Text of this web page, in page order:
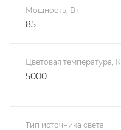
Мощность, Вт
85
Цветовая температура, К
5000
Тип источника света